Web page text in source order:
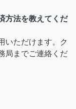
方法を教えてくだ
いただけます。ク
局までご連絡くだ